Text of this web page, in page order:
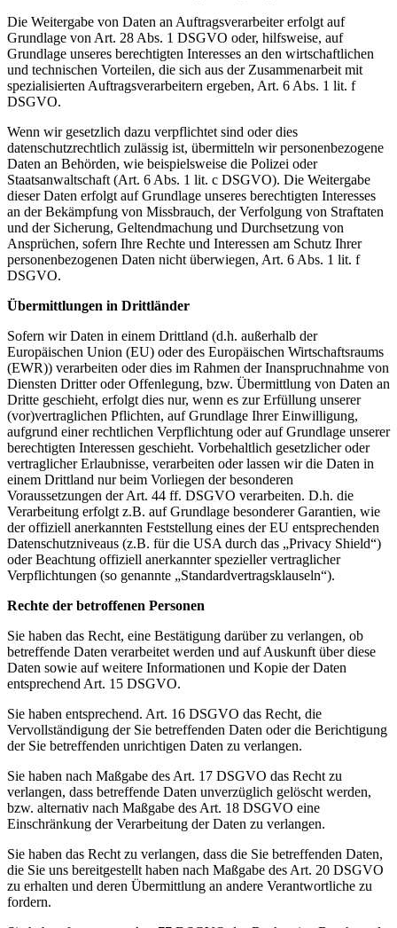
Die Weitergabe von Daten an Auftragsverarbeiter erfolgt auf
Grundlage von Art. 28 Abs. 1 DSGVO oder, hilfsweise, auf
Grundlage unseres berechtigten Interesses an den wirtschaftlichen
und technischen Vorteilen, die sich aus der Zusammenarbeit mit
spezialisierten Auftragsverarbeitern ergeben, Art. 6 Abs. 1 lit. f
DSGVO.
Wenn wir gesetzlich dazu verpflichtet sind oder dies
datenschutzrechtlich zulässig ist, übermitteln wir personenbezogene
Daten an Behörden, wie beispielsweise die Polizei oder
Staatsanwaltschaft (Art. 6 Abs. 1 lit. c DSGVO). Die Weitergabe
dieser Daten erfolgt auf Grundlage unseres berechtigten Interesses
an der Bekämpfung von Missbrauch, der Verfolgung von Straftaten
und der Sicherung, Geltendmachung und Durchsetzung von
Ansprüchen, sofern Ihre Rechte und Interessen am Schutz Ihrer
personenbezogenen Daten nicht überwiegen, Art. 6 Abs. 1 lit. f
DSGVO.
Übermittlungen in Drittländer
Sofern wir Daten in einem Drittland (d.h. außerhalb der
Europäischen Union (EU) oder des Europäischen Wirtschaftsraums
(EWR)) verarbeiten oder dies im Rahmen der Inanspruchnahme von
Diensten Dritter oder Offenlegung, bzw. Übermittlung von Daten an
Dritte geschieht, erfolgt dies nur, wenn es zur Erfüllung unserer
(vor)vertraglichen Pflichten, auf Grundlage Ihrer Einwilligung,
aufgrund einer rechtlichen Verpflichtung oder auf Grundlage unserer
berechtigten Interessen geschieht. Vorbehaltlich gesetzlicher oder
vertraglicher Erlaubnisse, verarbeiten oder lassen wir die Daten in
einem Drittland nur beim Vorliegen der besonderen
Voraussetzungen der Art. 44 ff. DSGVO verarbeiten. D.h. die
Verarbeitung erfolgt z.B. auf Grundlage besonderer Garantien, wie
der offiziell anerkannten Feststellung eines der EU entsprechenden
Datenschutzniveaus (z.B. für die USA durch das „Privacy Shield“)
oder Beachtung offiziell anerkannter spezieller vertraglicher
Verpflichtungen (so genannte „Standardvertragsklauseln“).
Rechte der betroffenen Personen
Sie haben das Recht, eine Bestätigung darüber zu verlangen, ob
betreffende Daten verarbeitet werden und auf Auskunft über diese
Daten sowie auf weitere Informationen und Kopie der Daten
entsprechend Art. 15 DSGVO.
Sie haben entsprechend. Art. 16 DSGVO das Recht, die
Vervollständigung der Sie betreffenden Daten oder die Berichtigung
der Sie betreffenden unrichtigen Daten zu verlangen.
Sie haben nach Maßgabe des Art. 17 DSGVO das Recht zu
verlangen, dass betreffende Daten unverzüglich gelöscht werden,
bzw. alternativ nach Maßgabe des Art. 18 DSGVO eine
Einschränkung der Verarbeitung der Daten zu verlangen.
Sie haben das Recht zu verlangen, dass die Sie betreffenden Daten,
die Sie uns bereitgestellt haben nach Maßgabe des Art. 20 DSGVO
zu erhalten und deren Übermittlung an andere Verantwortliche zu
fordern.